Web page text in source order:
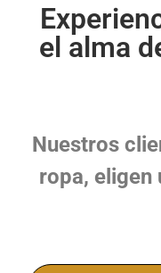
el alma
Nuestros
ropa, eligen